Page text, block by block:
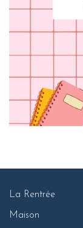
La Rentrée
Maison